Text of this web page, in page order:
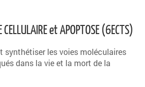
CELLULAIRE et APOPTOSE (6ECTS)
synthétiser les voies moléculaires
dans la vie et la mort de la